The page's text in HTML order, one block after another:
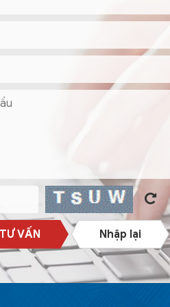
VẤN Nhập lại